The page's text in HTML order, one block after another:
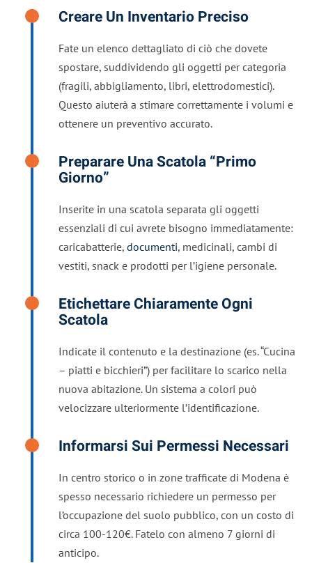
Creare Un Inventario Preciso
Fate un elenco dettagliato di ciò che dovete
spostare, suddividendo gli oggetti per categoria
(fragili, abbigliamento, libri, elettrodomestici).
Questo aiuterà a stimare correttamente i volumi e
ottenere un preventivo accurato.
Preparare Una Scatola “primo
Giorno”
Inserite in una scatola separata gli oggetti
essenziali di cui avrete bisogno immediatamente:
caricabatterie, documenti, medicinali, cambi di
vestiti, snack e prodotti per l’igiene personale.
Etichettare Chiaramente Ogni
Scatola
Indicate il contenuto e la destinazione (es. “Cucina
– piatti e bicchieri”) per facilitare lo scarico nella
nuova abitazione. Un sistema a colori può
velocizzare ulteriormente l’identificazione.
Informarsi Sui Permessi Necessari
In centro storico o in zone trafficate di Modena è
spesso necessario richiedere un permesso per
l’occupazione del suolo pubblico, con un costo di
circa 100-120€. Fatelo con almeno 7 giorni di
anticipo.